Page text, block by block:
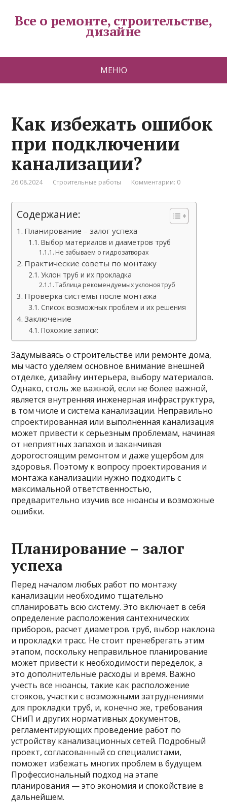
Все о ремонте, строительстве,
дизайне
МЕНЮ
Как избежать ошибок
при подключении
канализации?
26.08.2024 Строительные работы Комментарии: 0
Содержание:
Планирование – залог успеха
Выбор материалов и диаметров труб
Не забываем о гидрозатворах
Практические советы по монтажу
Уклон труб и их прокладка
Таблица рекомендуемых уклонов труб
Проверка системы после монтажа
Список возможных проблем и их решения
Заключение
Похожие записи:
Задумываясь о строительстве или ремонте дома,
мы часто уделяем основное внимание внешней
отделке, дизайну интерьера, выбору материалов.
Однако, столь же важной, если не более важной,
является внутренняя инженерная инфраструктура,
в том числе и система канализации. Неправильно
спроектированная или выполненная канализация
может привести к серьезным проблемам, начиная
от неприятных запахов и заканчивая
дорогостоящим ремонтом и даже ущербом для
здоровья. Поэтому к вопросу проектирования и
монтажа канализации нужно подходить с
максимальной ответственностью,
предварительно изучив все нюансы и возможные
ошибки.
Планирование – залог
успеха
Перед началом любых работ по монтажу
канализации необходимо тщательно
спланировать всю систему. Это включает в себя
определение расположения сантехнических
приборов, расчет диаметров труб, выбор наклона
и прокладки трасс. Не стоит пренебрегать этим
этапом, поскольку неправильное планирование
может привести к необходимости переделок, а
это дополнительные расходы и время. Важно
учесть все нюансы, такие как расположение
стояков, участки с возможными затруднениями
для прокладки труб, и, конечно же, требования
СНиП и других нормативных документов,
регламентирующих проведение работ по
устройству канализационных сетей. Подробный
проект, согласованный со специалистами,
поможет избежать многих проблем в будущем.
Профессиональный подход на этапе
планирования — это экономия и спокойствие в
дальнейшем.